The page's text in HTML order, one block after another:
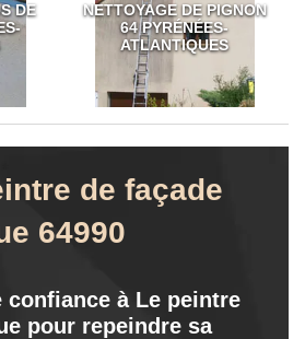
DE
NETTOYAGE DE PIGNON
64 PYRÉNÉES-
ATLANTIQUES
de façade
64990
confiance à Le peintre
pour repeindre sa